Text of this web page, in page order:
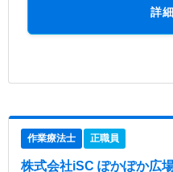
詳
作業療法士 正職員
株式会社iSC ぽかぽか広